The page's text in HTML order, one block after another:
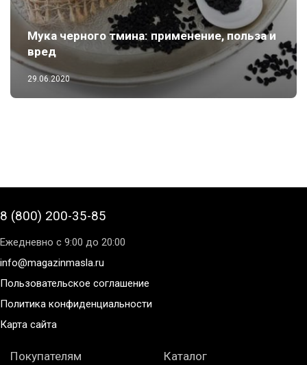
Мука черного тмина: применение, польза и
вред
29.06.2020
8 (800) 200-35-85
Ежедневно с 9:00 до 20:00
info@magazinmasla.ru
Пользовательское соглашение
Политика конфиденциальности
Карта сайта
Покупателям Каталог